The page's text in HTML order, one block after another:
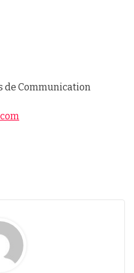
de Communication